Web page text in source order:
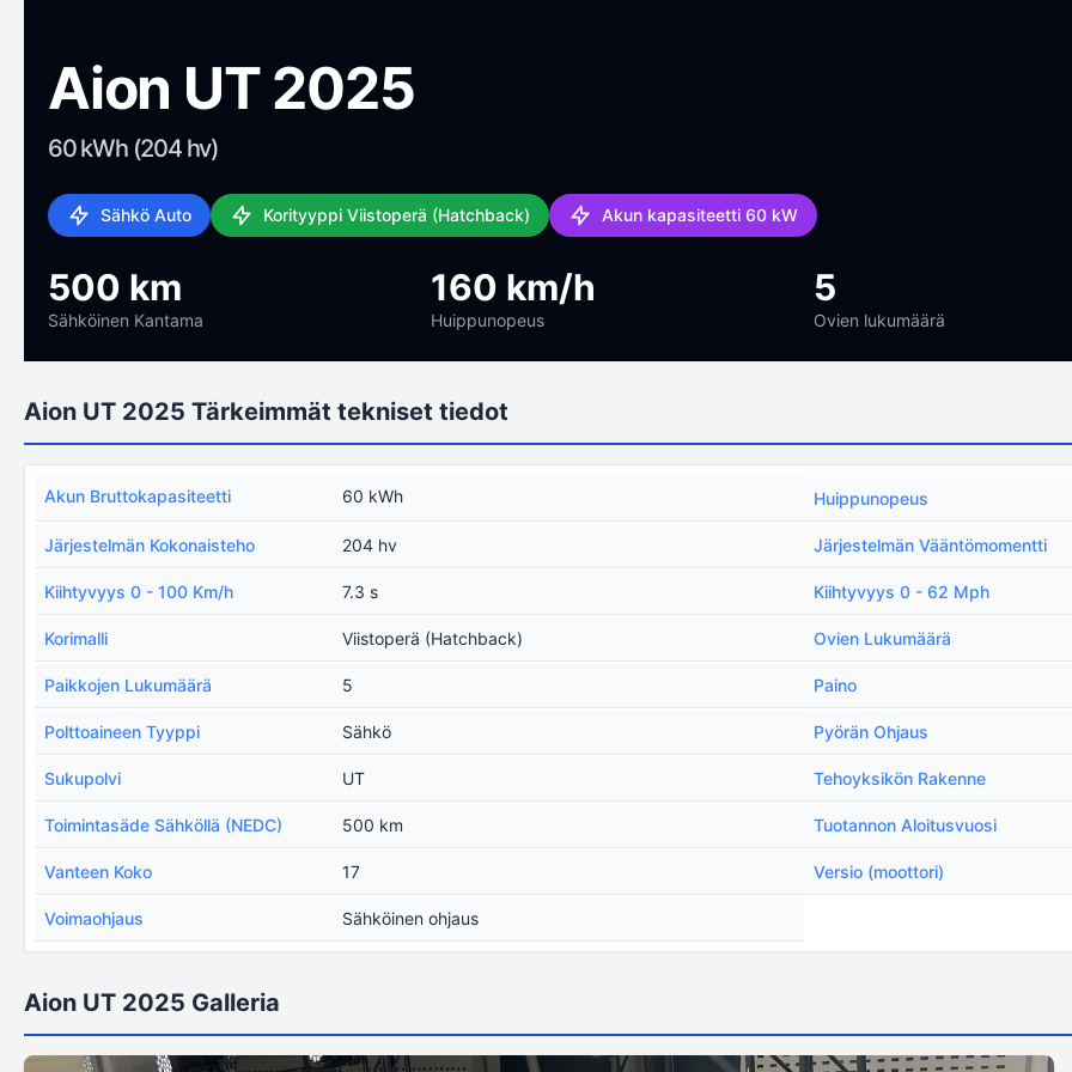
Aion UT 2025
60 kWh (204 hv)
Sähkö Auto Korityyppi Viistoperä (Hatchback) Akun kapasiteetti 60 kW
500 km
Sähköinen Kantama
160 km/h
Huippunopeus
5
Ovien lukumäärä
Aion UT 2025 Tärkeimmät tekniset tiedot
Akun Bruttokapasiteetti 60 kWh Huippunopeus
Järjestelmän Kokonaisteho 204 hv Järjestelmän Vääntömomentti
Kiihtyvyys 0 - 100 Km/h 7.3 s Kiihtyvyys 0 - 62 Mph
Korimalli Viistoperä (Hatchback) Ovien Lukumäärä
Paikkojen Lukumäärä 5 Paino
Polttoaineen Tyyppi Sähkö Pyörän Ohjaus
Sukupolvi UT Tehoyksikön Rakenne
Toimintasäde Sähköllä (NEDC) 500 km Tuotannon Aloitusvuosi
Vanteen Koko 17 Versio (moottori)
Voimaohjaus Sähköinen ohjaus
Aion UT 2025 Galleria